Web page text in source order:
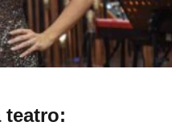
teatro: